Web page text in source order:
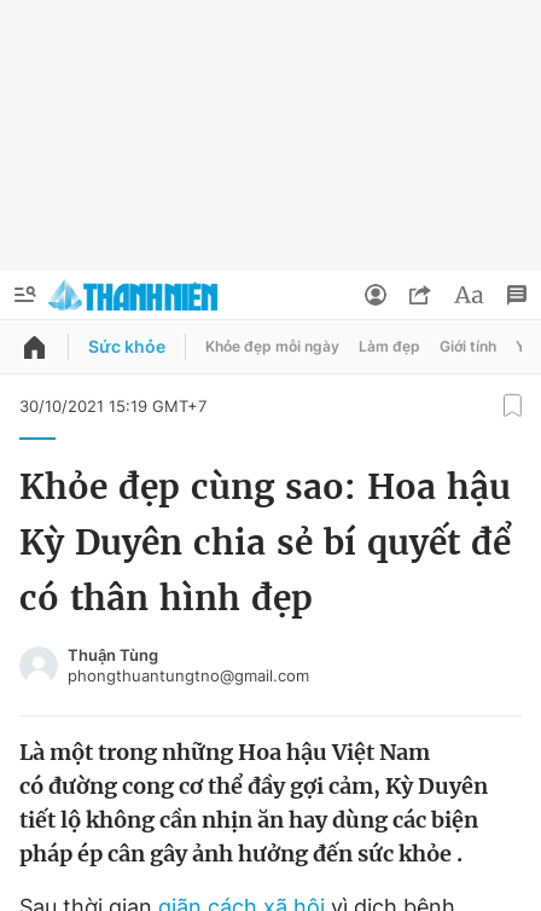
QUẢNG CÁO ĐẶT BÁO
Chuyên mục khác
Tin 24h
Video Magazine
Sản phẩm khác
Đổi mật khẩu
Tin đã lưu
Tin đã xem
Đăng xuất
Sức khỏe Khỏe đẹp mỗi ngày Làm đẹp Giới tính Y
30/10/2021 15:19 GMT+7
Khỏe đẹp cùng sao: Hoa hậu
Kỳ Duyên chia sẻ bí quyết để
có thân hình đẹp
Thuận Tùng
phongthuantungtno@gmail.com
Là một trong những Hoa hậu Việt Nam
có đường cong cơ thể đầy gợi cảm, Kỳ Duyên
tiết lộ không cần nhịn ăn hay dùng các biện
pháp ép cân gây ảnh hưởng đến sức khỏe .